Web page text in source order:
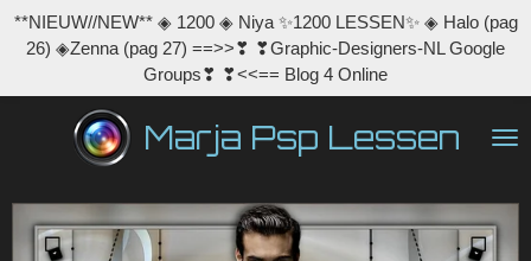
Ga
direct
de
hoofdinhoud
Marja Psp Lessen
**NIEUW//NEW** ◈ 1200 ◈ Niya ✨1200 LESSEN✨ ◈ Halo (pag
26) ◈Zenna (pag 27) ==>>❣ ❣Graphic-Designers-NL Google
Groups❣ ❣<<== Blog 4 Online